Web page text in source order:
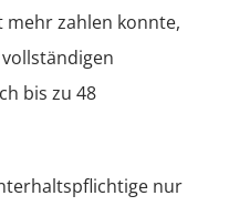
zahlen konnte,
bis zu 48
nur